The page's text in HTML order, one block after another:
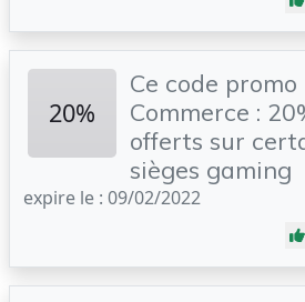
20%
Ce code promo
Commerce :
offerts sur
sièges gaming
expire le : 09/02/2022